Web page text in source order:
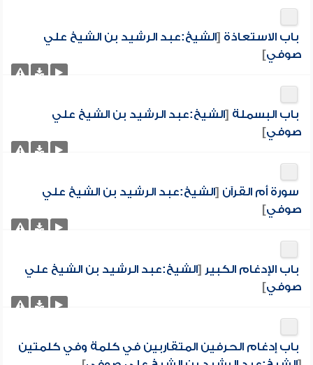
باب الاستعاذة [الشيخ:عبد الرشيد بن الشيخ علي
صوفي]
باب البسملة [الشيخ:عبد الرشيد بن الشيخ علي
صوفي]
سورة أم القرآن [الشيخ:عبد الرشيد بن الشيخ علي
صوفي]
باب الإدغام الكبير [الشيخ:عبد الرشيد بن الشيخ علي
صوفي]
باب إدغام الحرفين المتقاربين في كلمة وفي كلمتين